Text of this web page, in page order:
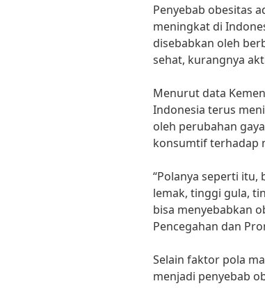
Penyebab obesitas
meningkat di
disebabkan oleh
sehat, kurangnya
Menurut data
Indonesia terus
oleh perubahan
konsumtif terhadap
“Polanya seperti
lemak, tinggi gula,
bisa menyebabkan
Pencegahan dan
Selain faktor pola
menjadi penyebab